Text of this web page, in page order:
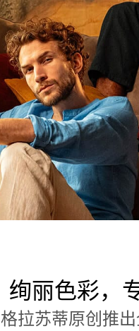
绚丽色彩，
格拉苏蒂原创推